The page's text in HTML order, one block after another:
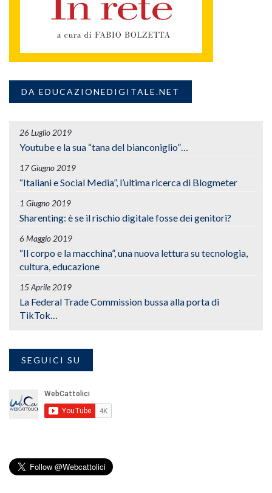
DA EDUCAZIONEDIGITALE.NET
26 Luglio 2019
Youtube e la sua “tana del bianconiglio”…
17 Giugno 2019
“Italiani e Social Media”, l’ultima ricerca di Blogmeter
1 Giugno 2019
Sharenting: è se il rischio digitale fosse dei genitori?
6 Maggio 2019
“Il corpo e la macchina”, una nuova lettura su tecnologia,
cultura, educazione
15 Aprile 2019
La Federal Trade Commission bussa alla porta di
TikTok…
SEGUICI SU